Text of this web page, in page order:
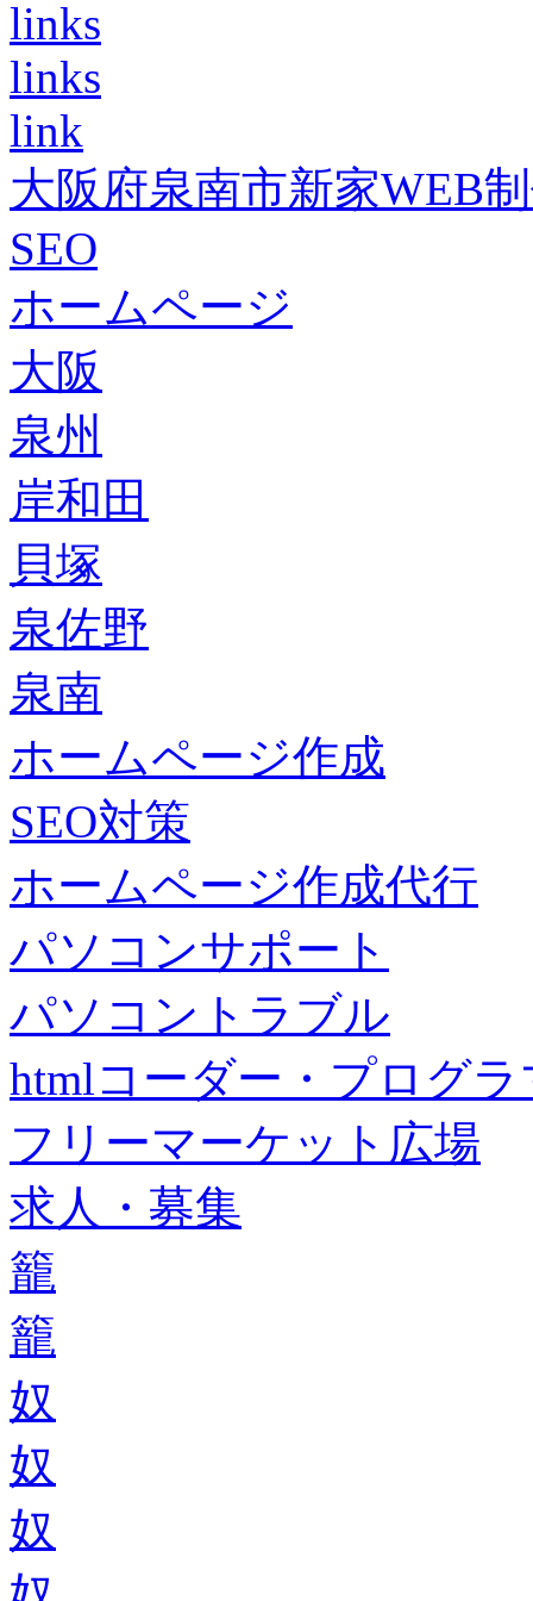
links
links
link
大阪府泉南市新家WEB
SEO
ホームページ
大阪
泉州
岸和田
貝塚
泉佐野
泉南
ホームページ作成
SEO対策
ホームページ作成代行
パソコンサポート
パソコントラブル
htmlコーダー・プログラ
フリーマーケット広場
求人・募集
籠
籠
奴
奴
奴